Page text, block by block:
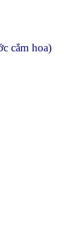
cắm hoa)